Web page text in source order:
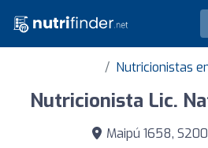
Nutricionistas
Nutricionista Lic.
Maipú 1658,